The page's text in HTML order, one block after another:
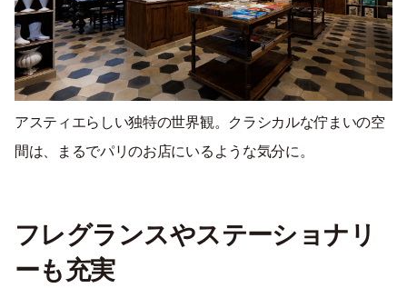
アスティエらしい独特の世界観。クラシカルな佇まいの空
間は、まるでパリのお店にいるような気分に。
フレグランスやステーショナリ
ーも充実